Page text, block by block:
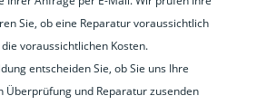
Sie, ob eine Reparatur voraussichtlich
voraussichtlichen Kosten.
entscheiden Sie, ob Sie uns Ihre
Überprüfung und Reparatur zusenden